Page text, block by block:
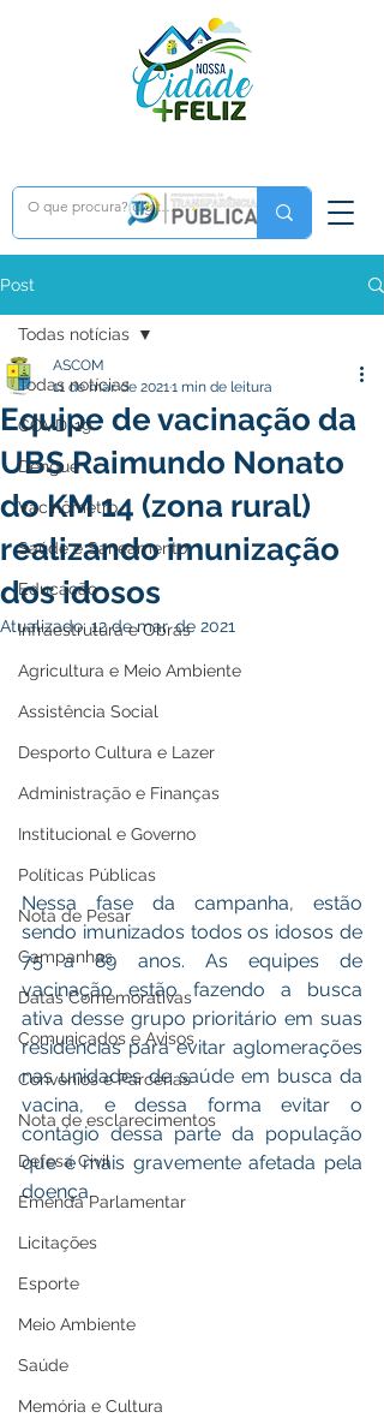
Post
Todas notícias
COVD-19
Dengue
Vacinômetro
Saúde e Saneamento
Educação
Infraestrutura e Obras
Agricultura e Meio Ambiente
Assistência Social
Desporto Cultura e Lazer
Administração e Finanças
Institucional e Governo
Políticas Públicas
Nota de Pesar
Campanhas
Datas Comemorativas
Comunicados e Avisos
Convênios e Parcerias
Nota de esclarecimentos
Defesa Civil
Emenda Parlamentar
Licitações
Esporte
Meio Ambiente
Saúde
Memória e Cultura
Todas notícias
Equipe de vacinação da
UBS Raimundo Nonato
do KM 14 (zona rural)
realizando imunização
dos idosos
ASCOM
11 de mar. de 20211 min de leitura
Atualizado:12 de mar. de 2021
Nessa fase da campanha, estão
sendo imunizados todos os idosos de
75 a 89 anos. As equipes de
vacinação estão fazendo a busca
ativa desse grupo prioritário em suas
residências para evitar aglomerações
nas unidades de saúde em busca da
vacina, e dessa forma evitar o
contágio dessa parte da população
que é mais gravemente afetada pela
doença.